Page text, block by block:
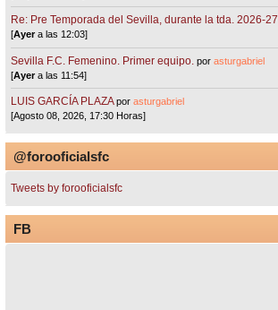
Re: Pre Temporada del Sevilla, durante la tda. 2026-27
[Ayera las 12:03]
Sevilla F.C. Femenino. Primer equipo. porasturgabriel
[Ayera las 11:54]
LUIS GARCÍA PLAZA porasturgabriel
[Agosto 08, 2026, 17:30 Horas]
@forooficialsfc
Tweets by forooficialsfc
FB